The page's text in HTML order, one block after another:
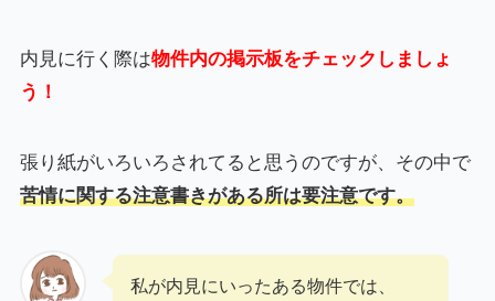
内見に行く際は物件内の掲示板をチェックしましょ
う！
張り紙がいろいろされてると思うのですが、その中で
苦情に関する注意書きがある所は要注意です。
私が内見にいったある物件では、